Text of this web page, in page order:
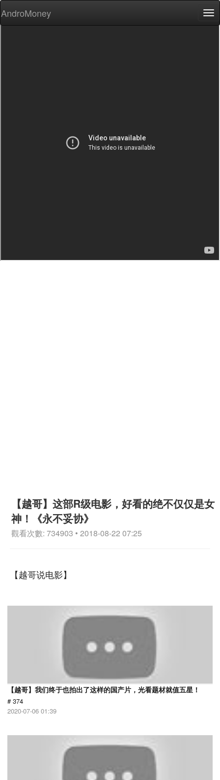
AndroMoney
【越哥】这部R级电影，好看的绝不仅仅是女
神！《永不妥协》
觀看次數: 734903 • 2018-08-22 07:25
【越哥说电影】
【越哥】我们终于也拍出了这样的国产片，光看题材就值五星！
# 374
2020-07-06 01:39